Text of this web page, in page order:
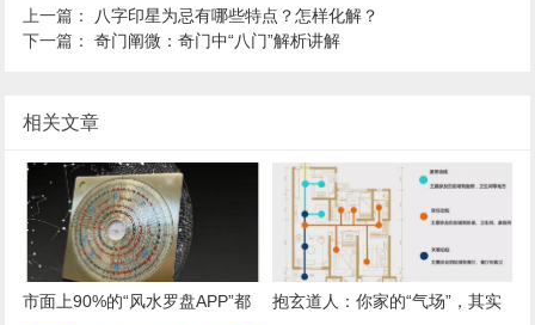
上一篇： 八字印星为忌有哪些特点？怎样化解？
下一篇：奇门阐微：奇门中“八门”解析讲解
相关文章
市面上90%的“风水罗盘APP”都
抱玄道人：你家的“气场”，其实